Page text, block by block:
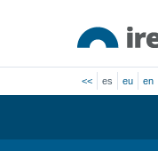
<< es eu en